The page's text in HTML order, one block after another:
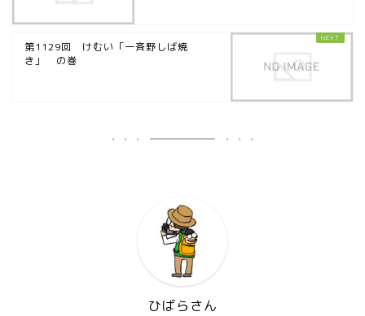
第1129回 けむい「一斉野しば焼
き」 の巻
ひばらさん